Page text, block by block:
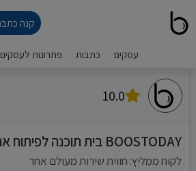
קנה
עסקים כתבות פתרונות לעסקים
10.0
BOOSTODAY בית תוכנה לפיתוח אתרים
לקוח ממליץ: חווית שירות מעולם אחר